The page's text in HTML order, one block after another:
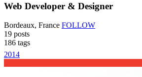
Web Developer & Designer
Bordeaux, France FOLLOW
19 posts
186 tags
2014